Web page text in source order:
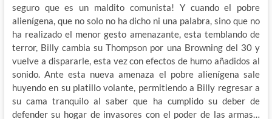
seguro que es un maldito comunista! Y cuando el pobre
alienígena, que no solo no ha dicho ni una palabra, sino que no
ha realizado el menor gesto amenazante, esta temblando de
terror, Billy cambia su Thompson por una Browning del 30 y
vuelve a dispararle, esta vez con efectos de humo añadidos al
sonido. Ante esta nueva amenaza el pobre alienígena sale
huyendo en su platillo volante, permitiendo a Billy regresar a
su cama tranquilo al saber que ha cumplido su deber de
defender su hogar de invasores con el poder de las armas…